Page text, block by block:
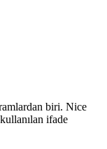
biri. Nice
ifade